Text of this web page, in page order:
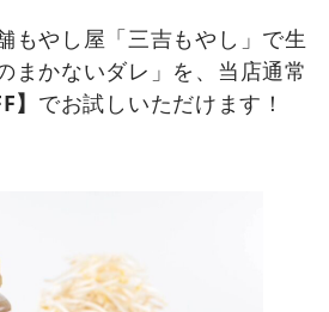
もやし屋「三吉もやし」で生
まかないダレ」を、当店通常
】 でお試しいただけます！